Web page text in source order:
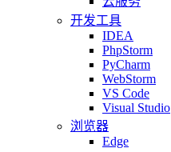
开发工具
IDEA
PhpStorm
PyCharm
WebStorm
VS Code
Visual Studio
浏览器
Edge